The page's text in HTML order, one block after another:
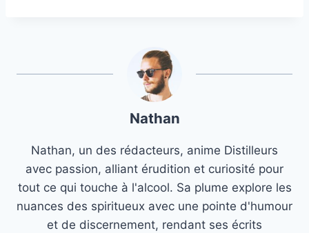
Nathan
Nathan, un des rédacteurs, anime Distilleurs
avec passion, alliant érudition et curiosité pour
tout ce qui touche à l'alcool. Sa plume explore les
nuances des spiritueux avec une pointe d'humour
et de discernement, rendant ses écrits